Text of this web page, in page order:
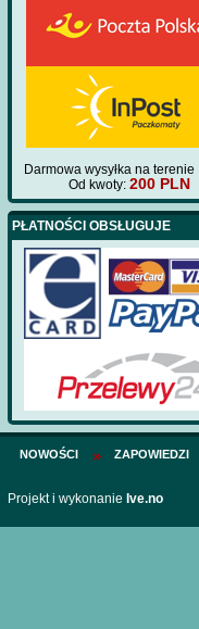
Darmowa wysyłka na terenie
Od kwoty: 200 PLN
PŁATNOŚCI OBSŁUGUJE
NOWOŚCI ZAPOWIEDZI
Projekt i wykonanie Ive.no